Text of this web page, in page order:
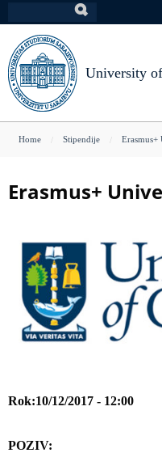
to
main
content
University
You
here
Home Stipendije
Erasmus+
Rok 10/12/2017 - 12:00
POZIV: